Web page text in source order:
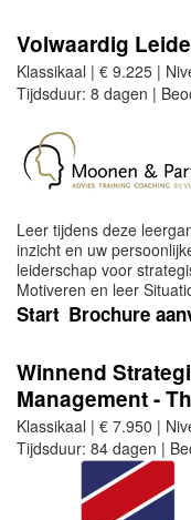
Volwaardig
Klassikaal | € 9.225 |
Tijdsduur: 8 dagen |
Leer tijdens deze
inzicht en uw
leiderschap voor
Motiveren en leer
Start Brochure
Winnend
Management -
Klassikaal | € 7.950 |
Tijdsduur: 84 dagen |